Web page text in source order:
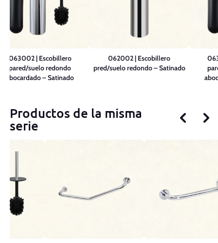
063002 | Escobillero
pared/suelo redondo
abocardado – Satinado
062002 | Escobillero
pred/suelo redondo – Satinado
Productos de la misma
serie